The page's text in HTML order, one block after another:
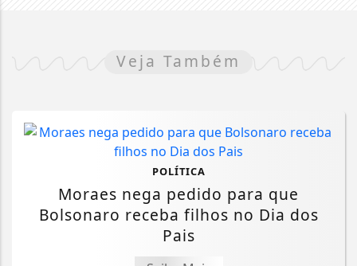
Veja Também
POLÍTICA
Moraes nega pedido para que
Bolsonaro receba filhos no Dia dos
Pais